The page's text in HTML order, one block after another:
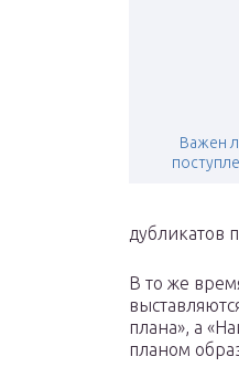
Важен
дубликатов
В то же
плана», а
планом